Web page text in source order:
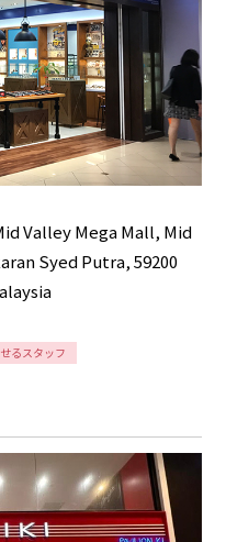
Valley Mega Mall, Mid
Syed Putra, 59200
るスタッフ